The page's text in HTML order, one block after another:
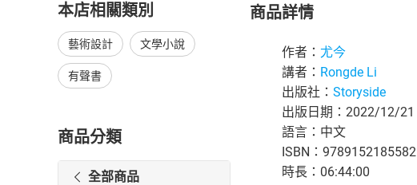
本店相關類別
藝術設計 文學小說
有聲書
商品分類
全部商品
商品詳情
作者： 尤今
講者： Rongde Li
出版社： Storyside
出版日期：2022/12/21
語言：中文
ISBN：9789152185582
時長：06:44:00